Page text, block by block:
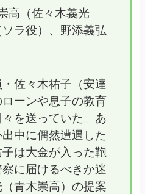
高（佐々木義光
ラ役）、野添義弘
佐々木祐子（安達
ーンや息子の教育
を送っていた。あ
中に偶然遭遇した
は大金が入った鞄
に届けるべきか迷
青木崇高）の提案